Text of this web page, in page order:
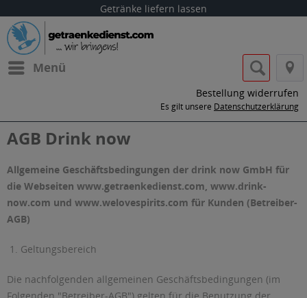
Getränke liefern lassen
Menü
Bestellung widerrufen
Es gilt unsere Datenschutzerklärung
AGB Drink now
Allgemeine Geschäftsbedingungen der drink now GmbH für
die Webseiten www.getraenkedienst.com, www.drink-
now.com und www.welovespirits.com für Kunden (Betreiber-
AGB)
1. Geltungsbereich
Die nachfolgenden allgemeinen Geschäftsbedingungen (im